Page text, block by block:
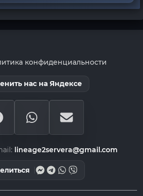
конфиденциальности
нас на Яндексе
lineage2servera@gmail.com